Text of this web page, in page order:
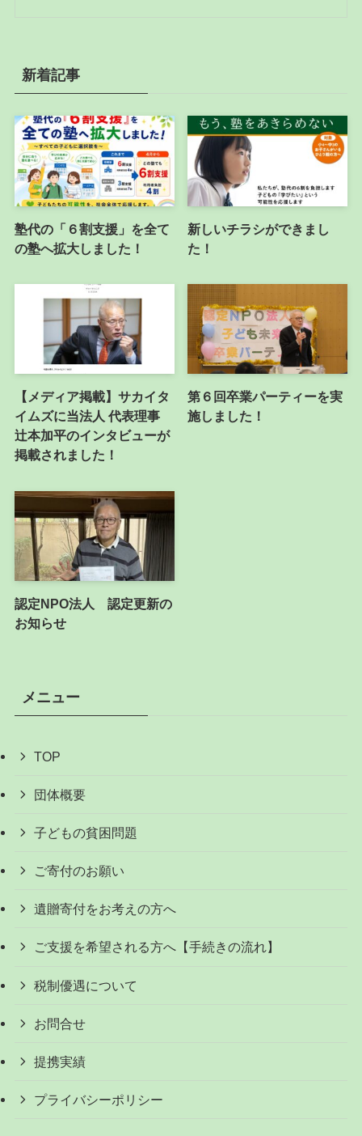
新着記事
塾代の「６割支援」を全て
の塾へ拡大しました！
新しいチラシができまし
た！
【メディア掲載】サカイタ
イムズに当法人 代表理事
辻本加平のインタビューが
掲載されました！
第６回卒業パーティーを実
施しました！
認定NPO法人 認定更新の
お知らせ
メニュー
TOP
団体概要
子どもの貧困問題
ご寄付のお願い
遺贈寄付をお考えの方へ
ご支援を希望される方へ【手続きの流れ】
税制優遇について
お問合せ
提携実績
プライバシーポリシー